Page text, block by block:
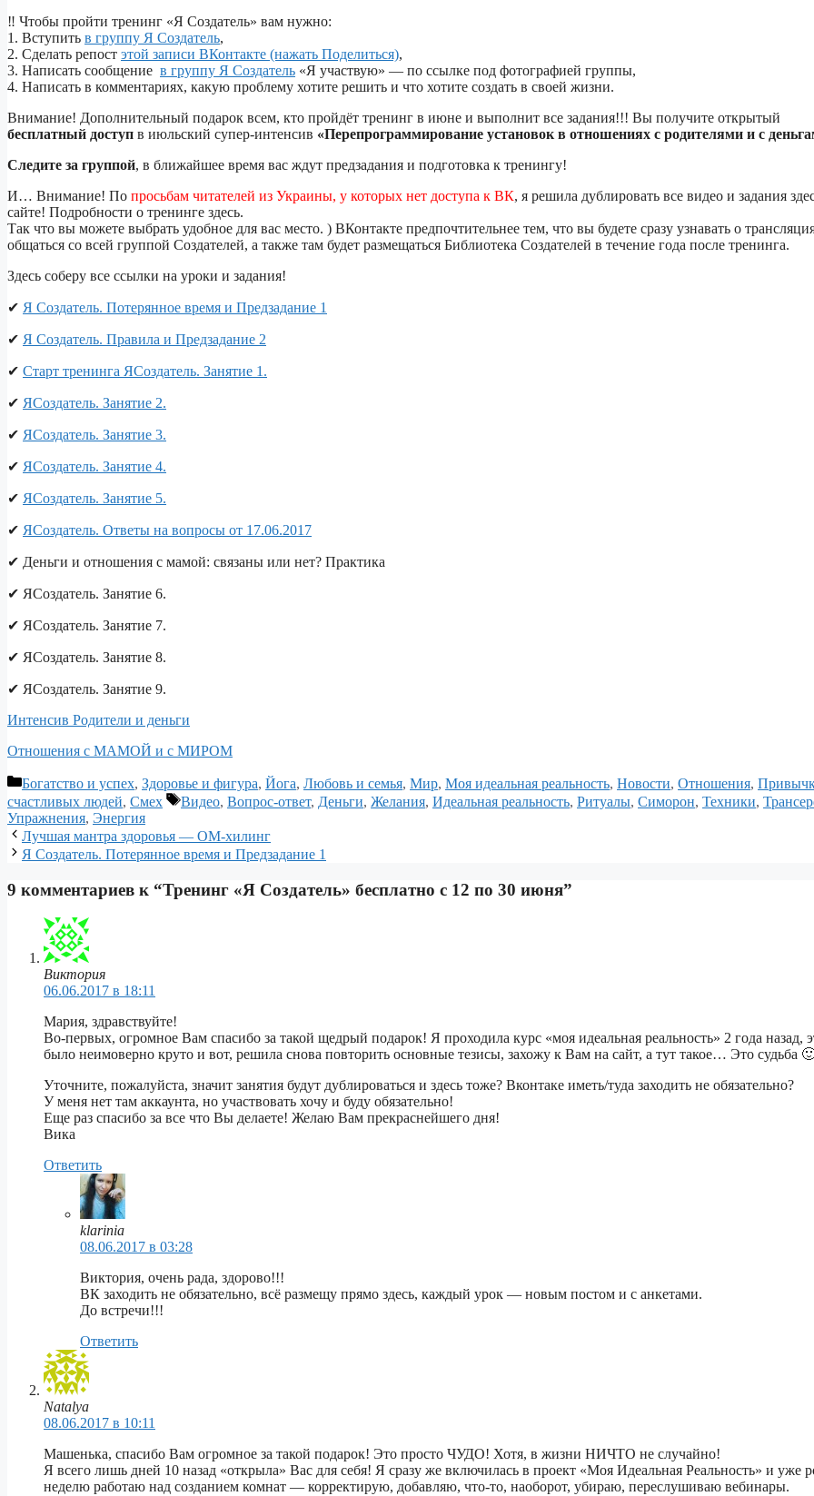
‼ Чтобы пройти тренинг «Я Создатель» вам нужно:
1. Вступить в группу Я Создатель,
2. Сделать репост этой записи ВКонтакте (нажать Поделиться),
3. Написать сообщение в группу Я Создатель «Я участвую» — по ссылке под фотографией группы,
4. Написать в комментариях, какую проблему хотите решить и что хотите создать в своей жизни.
Внимание! Дополнительный подарок всем, кто пройдёт тренинг в июне и выполнит все задания!!! Вы получите открытый
бесплатный доступ в июльский супер-интенсив «Перепрограммирование установок в отношениях с родителями и с
Следите за группой, в ближайшее время вас ждут предзадания и подготовка к тренингу!
И… Внимание! По просьбам читателей из Украины, у которых нет доступа к ВК, я решила дублировать все видео и задания
сайте! Подробности о тренинге здесь.
Так что вы можете выбрать удобное для вас место. ) ВКонтакте предпочтительнее тем, что вы будете сразу узнавать о
общаться со всей группой Создателей, а также там будет размещаться Библиотека Создателей в течение года после тренинга.
Здесь соберу все ссылки на уроки и задания!
✔ Я Создатель. Потерянное время и Предзадание 1
✔ Я Создатель. Правила и Предзадание 2
✔ Старт тренинга ЯСоздатель. Занятие 1.
✔ ЯСоздатель. Занятие 2.
✔ ЯСоздатель. Занятие 3.
✔ ЯСоздатель. Занятие 4.
✔ ЯСоздатель. Занятие 5.
✔ ЯСоздатель. Ответы на вопросы от 17.06.2017
✔ Деньги и отношения с мамой: связаны или нет? Практика
✔ ЯСоздатель. Занятие 6.
✔ ЯСоздатель. Занятие 7.
✔ ЯСоздатель. Занятие 8.
✔ ЯСоздатель. Занятие 9.
Интенсив Родители и деньги
Отношения с МАМОЙ и с МИРОМ
Рубрики
Богатство и успех, Здоровье и фигура, Йога, Любовь и семья, Мир, Моя идеальная реальность, Новости, Отношения,
счастливых людей, Смех Метки
Видео, Вопрос-ответ, Деньги, Желания, Идеальная реальность, Ритуалы, Симорон, Техники,
Упражнения, Энергия
Навигация
записи
Лучшая мантра здоровья — ОМ-хилинг
Я Создатель. Потерянное время и Предзадание 1
9 комментариев к “Тренинг «Я Создатель» бесплатно с 12 по 30 июня”
Виктория
06.06.2017 в 18:11
Мария, здравствуйте!
Во-первых, огромное Вам спасибо за такой щедрый подарок! Я проходила курс «моя идеальная реальность» 2 года назад,
было неимоверно круто и вот, решила снова повторить основные тезисы, захожу к Вам на сайт, а тут такое… Это судьба
Уточните, пожалуйста, значит занятия будут дублироваться и здесь тоже? Вконтаке иметь/туда заходить не обязательно?
У меня нет там аккаунта, но участвовать хочу и буду обязательно!
Еще раз спасибо за все что Вы делаете! Желаю Вам прекраснейшего дня!
Вика
Ответить
klarinia
08.06.2017 в 03:28
Виктория, очень рада, здорово!!!
ВК заходить не обязательно, всё размещу прямо здесь, каждый урок — новым постом и с анкетами.
До встречи!!!
Ответить
Natalya
08.06.2017 в 10:11
Машенька, спасибо Вам огромное за такой подарок! Это просто ЧУДО! Хотя, в жизни НИЧТО не случайно!
Я всего лишь дней 10 назад «открыла» Вас для себя! Я сразу же включилась в проект «Моя Идеальная Реальность» и уже
неделю работаю над созданием комнат — корректирую, добавляю, что-то, наоборот, убираю, переслушиваю вебинары.